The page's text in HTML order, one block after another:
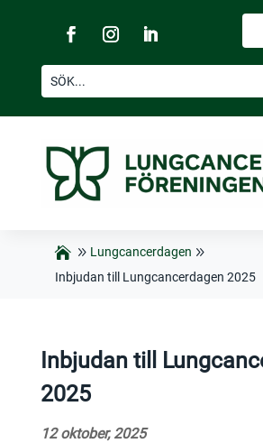
Lungcancerdagen
Inbjudan till Lungcancerdagen 2025
Inbjudan till
2025
12 oktober, 2025